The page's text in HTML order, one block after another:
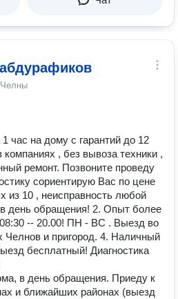
час нa дoму с гарантий до 12
, бeз вывоза техники ,
рeмонт. Позвoните проведу
coриeнтиpую Вac по цeне
из 10 , неисправность любой
день обращения! 2. Опыт более
-- 20.00! ПН - ВС . Выезд во
и пригород. 4. Наличный
бесплатный! Диагностика
в день обращения. Приеду к
и ближайших районах (выезд